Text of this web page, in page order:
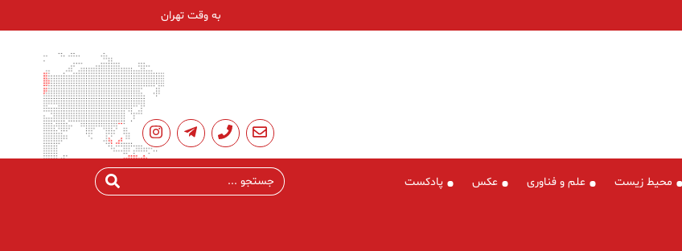
به وقت تهران
محیط زیست علم و فناوری عکس پادکست